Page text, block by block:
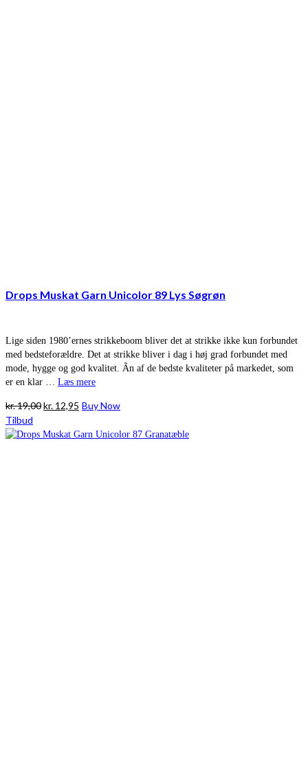
Drops Muskat Garn Unicolor 89 Lys Søgrøn
Lige siden 1980’ernes strikkeboom bliver det at strikke ikke kun forbundet
med bedsteforældre. Det at strikke bliver i dag i høj grad forbundet med
mode, hygge og god kvalitet. Ãn af de bedste kvaliteter på markedet, som
er en klar … Læs mere
kr.19,00Den
pris
kr. 12,95 Den
pris
Buy Now
Tilbud